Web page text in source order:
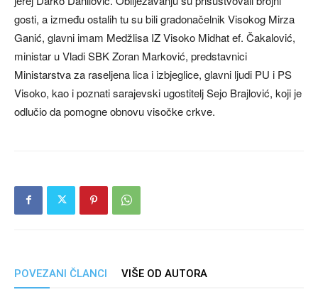
gosti, a između ostalih tu su bili gradonačelnik Visokog Mirza
Ganić, glavni imam Medžlisa IZ Visoko Midhat ef. Čakalović,
ministar u Vladi SBK Zoran Marković, predstavnici
Ministarstva za raseljena lica i izbjeglice, glavni ljudi PU i PS
Visoko, kao i poznati sarajevski ugostitelj Sejo Brajlović, koji je
odlučio da pomogne obnovu visočke crkve.
POVEZANI ČLANCI VIŠE OD AUTORA